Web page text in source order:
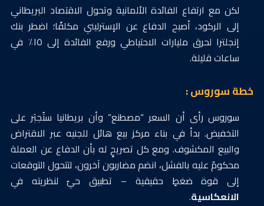
لكن مع ارتفاع الفائدة الألمانية وتحول الاقتصاد البريطاني
إلى الركود، أصبح الدفاع عن الإسترليني مكلفًا؛ اضطر بنك
إنجلترا لحرق مليارات الاحتياطي ورفع الفائدة إلى ١٥٪ في
ساعات قليلة.
خطة سوروس :
سوروس رأى أن السعر “مصطنع” وأن بريطانيا ستُجبَر على
التخفيض. بدأ في بناء مركز بيع هائل للجنيه عبر الاقتراض
والبيع المكشوف. ومع كل تصريحٍ له بأن الدفاع عن العملة
محكومٌ عليه بالفشل، انضم مضاربون آخرون، لتتحول التوقعات
إلى قوة ضغطٍ حقيقية – تطبيق حيّ لنظريته في
الانعكاسية.